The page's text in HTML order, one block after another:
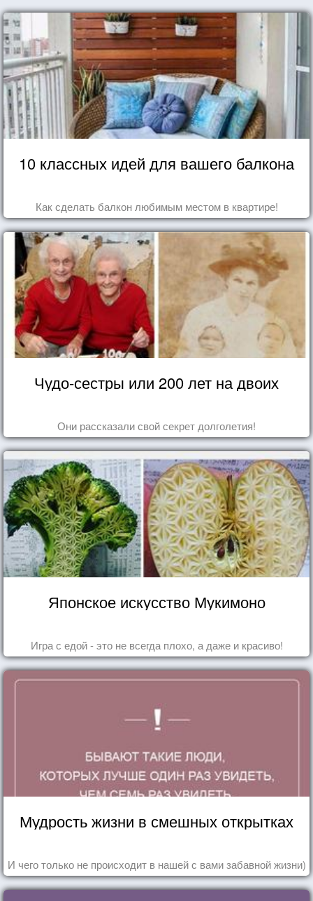
10 классных идей для вашего балкона
Как сделать балкон любимым местом в квартире!
Чудо-сестры или 200 лет на двоих
Они рассказали свой секрет долголетия!
Японское искусство Мукимоно
Игра с едой - это не всегда плохо, а даже и красиво!
Мудрость жизни в смешных открытках
И чего только не происходит в нашей с вами забавной жизни)